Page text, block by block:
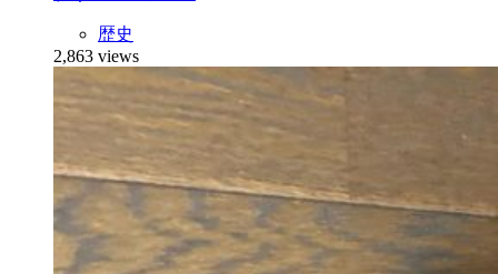
歴史
2,863 views